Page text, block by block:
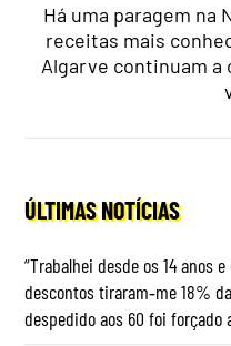
Há uma paragem na
receitas mais
Algarve continuam
ÚLTIMAS NOTÍCIAS
“Trabalhei desde os 14 anos
descontos tiraram‑me 18%
despedido aos 60 foi forçado